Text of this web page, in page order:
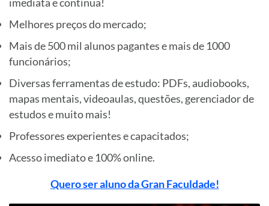
Melhores preços do mercado;
Mais de 500 mil alunos pagantes e mais de 1000
funcionários;
Diversas ferramentas de estudo: PDFs, audiobooks,
mapas mentais, videoaulas, questões, gerenciador de
estudos e muito mais!
Professores experientes e capacitados;
Acesso imediato e 100% online.
Quero ser aluno da Gran Faculdade!